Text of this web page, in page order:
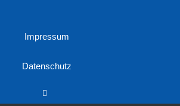
Impressum
Datenschutz